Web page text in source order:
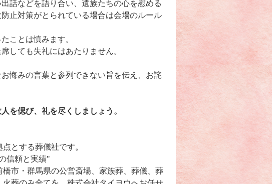
話などを語り合い、遺族たちの心を慰める
止対策がとられている場合は会場のルール
ことは慎みます。
しても失礼にはあたりません。
悔みの言葉と参列できない旨を伝え、お詫
を偲び、礼を尽くしましょう。
とする葬儀社です。
信頼と実績"
橋市・群馬県の公営斎場、家族葬、葬儀、葬